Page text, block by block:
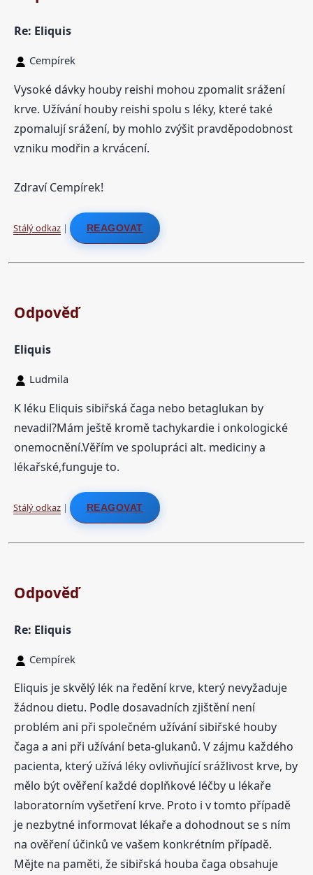
Re: Eliquis
Cempírek
Vysoké dávky houby reishi mohou zpomalit srážení
krve. Užívání houby reishi spolu s léky, které také
zpomalují srážení, by mohlo zvýšit pravděpodobnost
vzniku modřin a krvácení.
Zdraví Cempírek!
Stálý odkaz| REAGOVAT
Odpověď
Eliquis
Ludmila
K léku Eliquis sibiřská čaga nebo betaglukan by
nevadil?Mám ještě kromě tachykardie i onkologické
onemocnění.Věřím ve spolupráci alt. mediciny a
lékařské,funguje to.
Stálý odkaz| REAGOVAT
Odpověď
Re: Eliquis
Cempírek
Eliquis je skvělý lék na ředění krve, který nevyžaduje
žádnou dietu. Podle dosavadních zjištění není
problém ani při společném užívání sibiřské houby
čaga a ani při užívání beta-glukanů. V zájmu každého
pacienta, který užívá léky ovlivňující srážlivost krve, by
mělo být ověření každé doplňkové léčby u lékaře
laboratorním vyšetření krve. Proto i v tomto případě
je nezbytné informovat lékaře a dohodnout se s ním
na ověření účinků ve vašem konkrétním případě.
Mějte na paměti, že sibiřská houba čaga obsahuje